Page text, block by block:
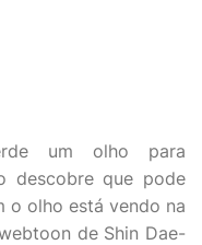
um olho para
descobre que pode
o olho está vendo na
de Shin Dae-